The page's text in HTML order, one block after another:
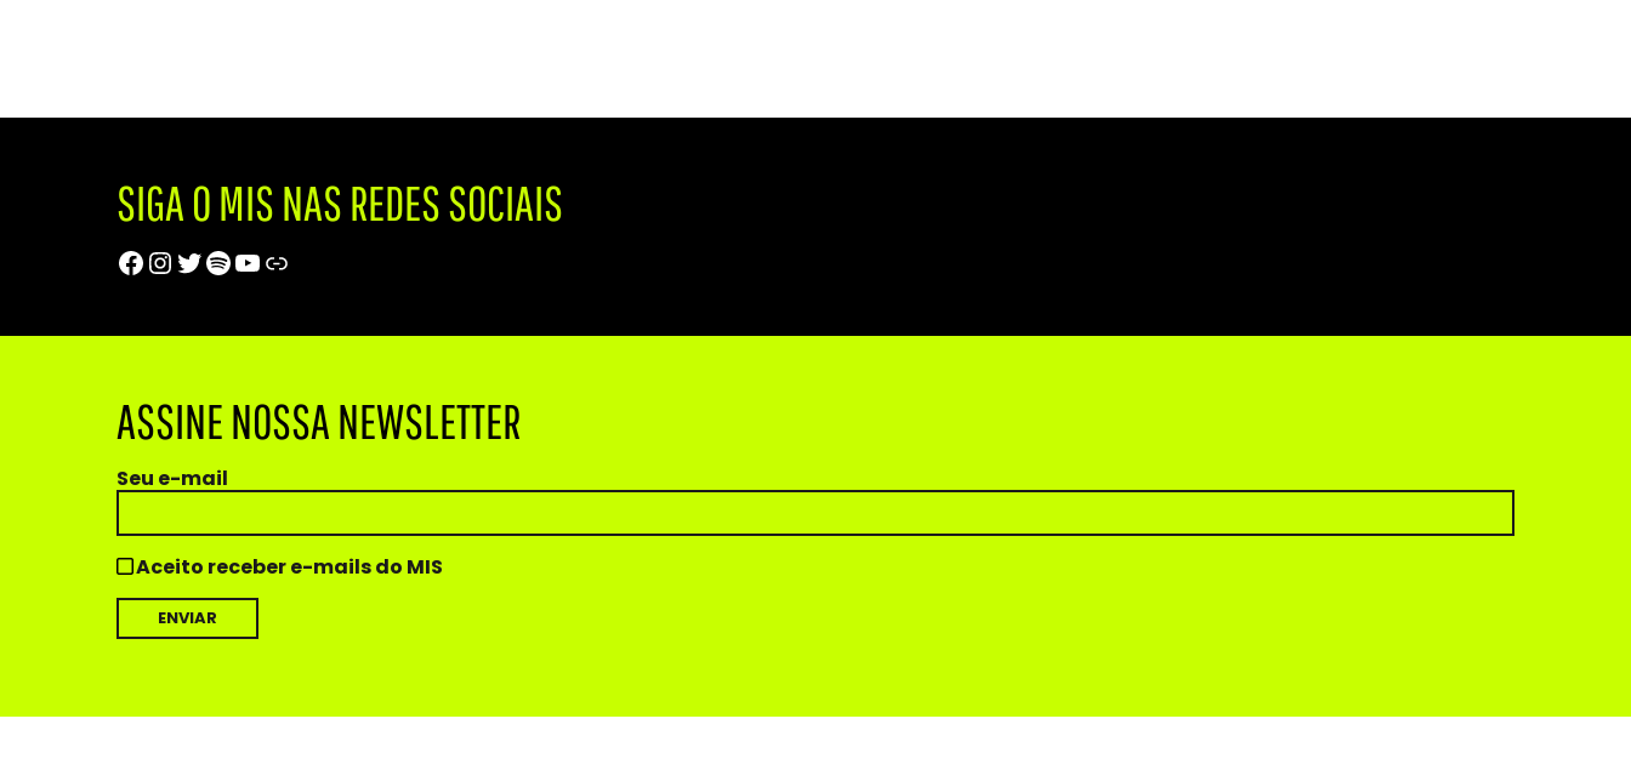
SIGA O MIS NAS REDES SOCIAIS
Facebook
Instagram
Twitter
Spotify
Youtube
Trip Advisor
ASSINE NOSSA NEWSLETTER
Seu e-mail
Aceito receber e-mails do MIS